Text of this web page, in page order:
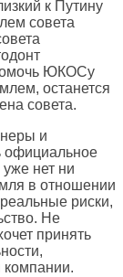
к Путину
совета
ЮКОСу
останется
совета.
и
официальное
нет ни
в отношении
риски,
Не
принять